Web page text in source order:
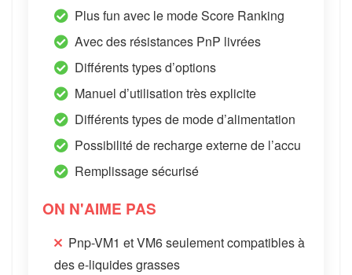
Plus fun avec le mode Score Ranking
Avec des résistances PnP livrées
Différents types d’options
Manuel d’utilisation très explicite
Différents types de mode d’alimentation
Possibilité de recharge externe de l’accu
Remplissage sécurisé
ON N'AIME PAS
Pnp-VM1 et VM6 seulement compatibles à
des e-liquides grasses